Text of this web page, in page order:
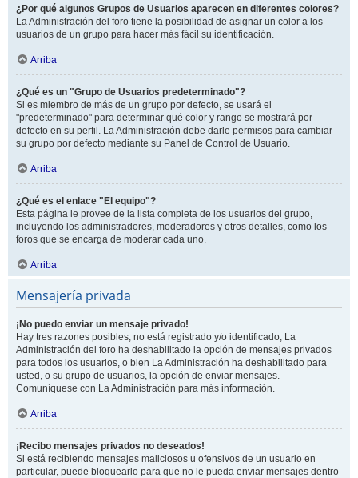
¿Por qué algunos Grupos de Usuarios aparecen en diferentes colores?
La Administración del foro tiene la posibilidad de asignar un color a los
usuarios de un grupo para hacer más fácil su identificación.
Arriba
¿Qué es un "Grupo de Usuarios predeterminado"?
Si es miembro de más de un grupo por defecto, se usará el
"predeterminado" para determinar qué color y rango se mostrará por
defecto en su perfil. La Administración debe darle permisos para cambiar
su grupo por defecto mediante su Panel de Control de Usuario.
Arriba
¿Qué es el enlace "El equipo"?
Esta página le provee de la lista completa de los usuarios del grupo,
incluyendo los administradores, moderadores y otros detalles, como los
foros que se encarga de moderar cada uno.
Arriba
Mensajería privada
¡No puedo enviar un mensaje privado!
Hay tres razones posibles; no está registrado y/o identificado, La
Administración del foro ha deshabilitado la opción de mensajes privados
para todos los usuarios, o bien La Administración ha deshabilitado para
usted, o su grupo de usuarios, la opción de enviar mensajes.
Comuníquese con La Administración para más información.
Arriba
¡Recibo mensajes privados no deseados!
Si está recibiendo mensajes maliciosos u ofensivos de un usuario en
particular, puede bloquearlo para que no le pueda enviar mensajes dentro